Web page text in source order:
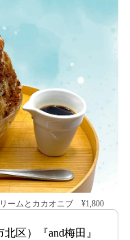
ームとカカオニブ ¥1,800
区）『and梅田』